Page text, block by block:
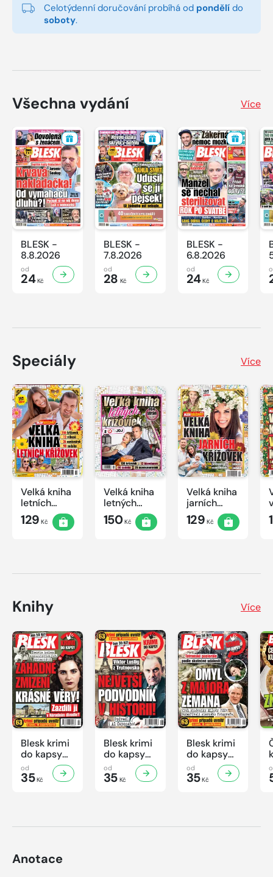
Celotýdenní doručování probíhá od pondělí do
soboty.
Všechna vydání Více
BLESK -
8.8.2026
od
24Kč
BLESK -
7.8.2026
od
28 Kč
BLESK -
6.8.2026
od
24Kč
Speciály Více
Velká kniha
letních
křížovek
2026
129 Kč
Velká kniha
letných
krížoviek s
TV JOJ
150Kč
Velká kniha
jarních
křížovek
2026
129 Kč
Knihy Více
Blesk krimi
do kapsy
č.7/2026
od
35Kč
Blesk krimi
do kapsy
č.6/2026
od
35Kč
Blesk krimi
do kapsy
č.5/2026
od
35Kč
Anotace